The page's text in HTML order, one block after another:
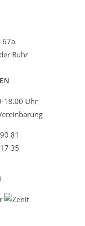
67a
Ruhr
18.00 Uhr
81
35